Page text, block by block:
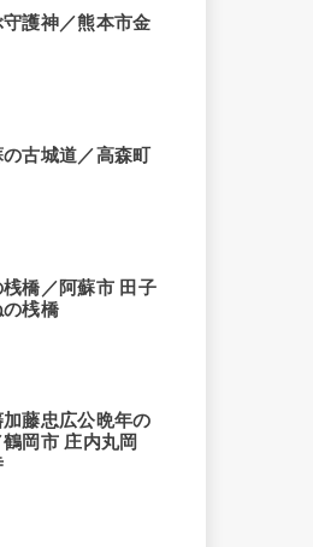
護神／熊本市金
の古城道／高森町
桟橋／阿蘇市 田子
桟橋
加藤忠広公晩年の
岡市 庄内丸岡